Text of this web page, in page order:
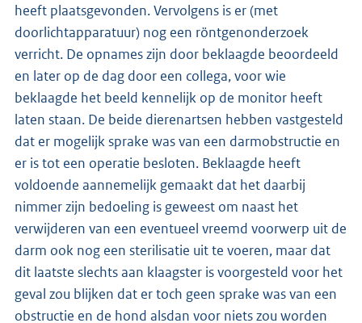
heeft plaatsgevonden. Vervolgens is er (met
doorlichtapparatuur) nog een röntgenonderzoek
verricht. De opnames zijn door beklaagde beoordeeld
en later op de dag door een collega, voor wie
beklaagde het beeld kennelijk op de monitor heeft
laten staan. De beide dierenartsen hebben vastgesteld
dat er mogelijk sprake was van een darmobstructie en
er is tot een operatie besloten. Beklaagde heeft
voldoende aannemelijk gemaakt dat het daarbij
nimmer zijn bedoeling is geweest om naast het
verwijderen van een eventueel vreemd voorwerp uit de
darm ook nog een sterilisatie uit te voeren, maar dat
dit laatste slechts aan klaagster is voorgesteld voor het
geval zou blijken dat er toch geen sprake was van een
obstructie en de hond alsdan voor niets zou worden